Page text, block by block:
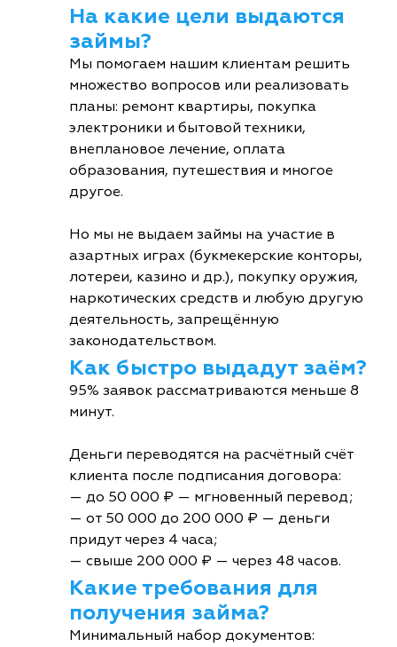
На какие цели выдаются
займы?
Мы помогаем нашим клиентам решить
множество вопросов или реализовать
планы: ремонт квартиры, покупка
электроники и бытовой техники,
внеплановое лечение, оплата
образования, путешествия и многое
другое.
Но мы не выдаем займы на участие в
азартных играх (букмекерские конторы,
лотереи, казино и др.), покупку оружия,
наркотических средств и любую другую
деятельность, запрещённую
законодательством.
Как быстро выдадут заём?
95% заявок рассматриваются меньше 8
минут.
Деньги переводятся на расчётный счёт
клиента после подписания договора:
— до 50 000 ₽ — мгновенный перевод;
— от 50 000 до 200 000 ₽ — деньги
придут через 4 часа;
— свыше 200 000 ₽ — через 48 часов.
Какие требования для
получения займа?
Минимальный набор документов: